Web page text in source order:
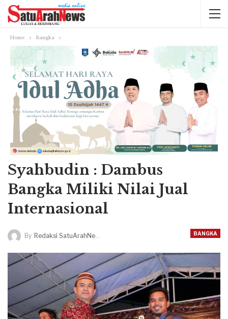
Home Bangka
Syahbudin : Dambus
Bangka Miliki Nilai Jual
Internasional
BANGKA
By Redaksi SatuArahNews